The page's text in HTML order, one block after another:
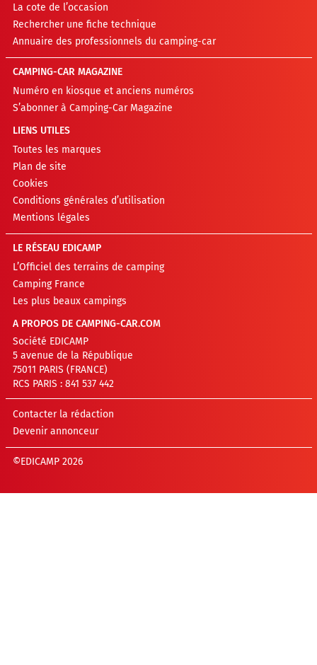
La cote de l’occasion
Rechercher une fiche technique
Annuaire des professionnels du camping-car
CAMPING-CAR MAGAZINE
Numéro en kiosque et anciens numéros
S’abonner à Camping-Car Magazine
LIENS UTILES
Toutes les marques
Plan de site
Cookies
Conditions générales d’utilisation
Mentions légales
LE RÉSEAU EDICAMP
L’Officiel des terrains de camping
Camping France
Les plus beaux campings
A PROPOS DE CAMPING-CAR.COM
Société EDICAMP
5 avenue de la République
75011 PARIS (FRANCE)
RCS PARIS : 841 537 442
Contacter la rédaction
Devenir annonceur
©EDICAMP 2026